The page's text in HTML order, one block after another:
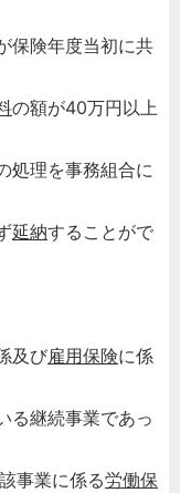
保険年度当初に共
の額が40万円以上
処理を事務組合に
延納することがで
及び雇用保険に係
る継続事業であっ
事業に係る労働保